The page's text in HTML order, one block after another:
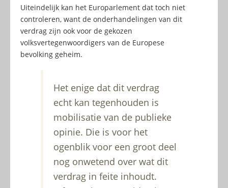
Uiteindelijk kan het Europarlement dat toch niet
controleren, want de onderhandelingen van dit
verdrag zijn ook voor de gekozen
volksvertegenwoordigers van de Europese
bevolking geheim.
Het enige dat dit verdrag
echt kan tegenhouden is
mobilisatie van de publieke
opinie. Die is voor het
ogenblik voor een groot deel
nog onwetend over wat dit
verdrag in feite inhoudt.